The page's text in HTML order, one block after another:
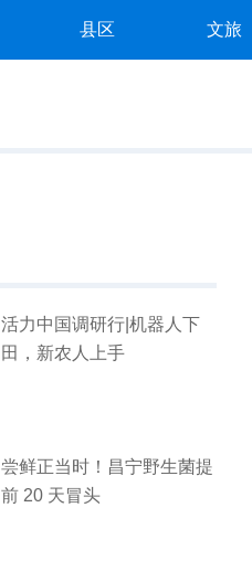
县区 文旅
活力中国调研行|机器人下
田，新农人上手
尝鲜正当时！昌宁野生菌提
前 20 天冒头